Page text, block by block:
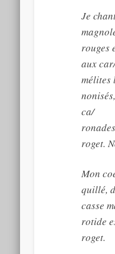
Je
rouges
aux
mélites
ca/
roget.
Mon
quillé,
casse
rotide
roget.